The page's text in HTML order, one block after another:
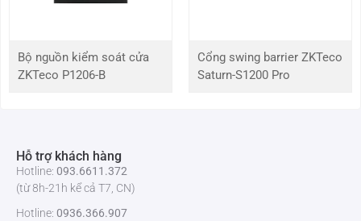
Số lượng đầu vào
Hiển thị
Bộ nguồn kiểm soát cửa
ZKTeco P1206-B
Cổng swing barrier ZKTeco
Saturn-S1200 Pro
Hỗ trợ khách hàng
Hotline: 093.6611.372
(từ 8h-21h kể cả T7, CN)
Hotline: 0936.366.907